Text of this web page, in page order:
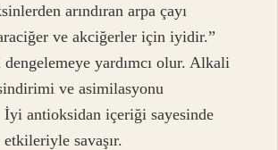
arındıran arpa çayı
ve akciğerler için iyidir.”
yardımcı olur. Alkali
ve asimilasyonu
İyi antioksidan içeriği sayesinde
etkileriyle savaşır.